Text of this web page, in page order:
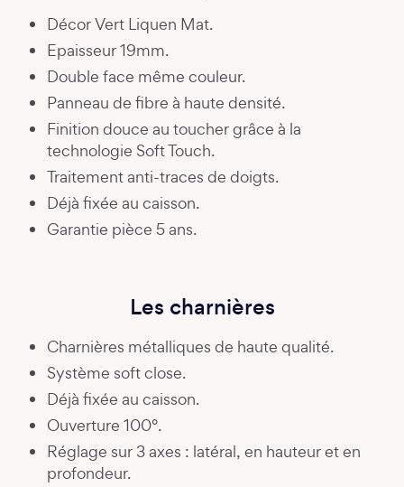
Décor Vert Liquen Mat.
Epaisseur 19mm.
Double face même couleur.
Panneau de fibre à haute densité.
Finition douce au toucher grâce à la
technologie Soft Touch.
Traitement anti-traces de doigts.
Déjà fixée au caisson.
Garantie pièce 5 ans.
Les charnières
Charnières métalliques de haute qualité.
Système soft close.
Déjà fixée au caisson.
Ouverture 100°.
Réglage sur 3 axes : latéral, en hauteur et en
profondeur.